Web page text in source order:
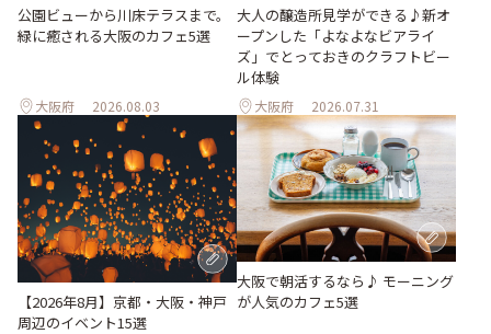
公園ビューから川床テラスまで。
緑に癒される大阪のカフェ5選
大阪府 2026.08.03
大人の醸造所見学ができる♪新オ
ープンした「よなよなビアライ
ズ」でとっておきのクラフトビー
ル体験
大阪府 2026.07.31
【2026年8月】京都・大阪・神戸
周辺のイベント15選
大阪で朝活するなら♪ モーニング
が人気のカフェ5選